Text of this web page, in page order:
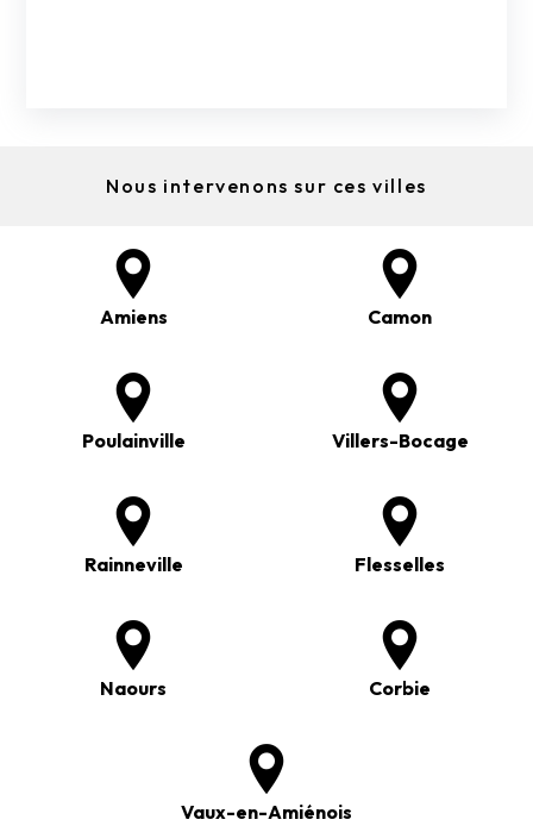
Nous intervenons sur ces villes
Amiens Camon
Poulainville Villers-Bocage
Rainneville Flesselles
Naours Corbie
Vaux-en-Amiénois